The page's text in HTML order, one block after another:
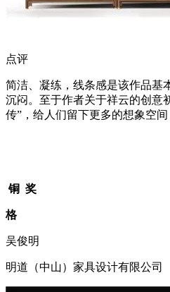
点评
简洁、凝练，线条感是该作品基
沉闷。至于作者关于祥云的创意
传”，给人们留下更多的想象空
铜 奖
格
吴俊明
明道（中山）家具设计有限公司